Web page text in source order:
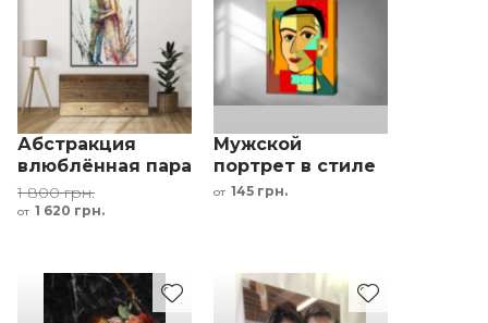
Абстракция
влюблённая пара
живопись в
стиле импасто
1 800 грн.
от 1 620 грн.
Мужской
портрет в стиле
кубизм
фон
от 145 грн.